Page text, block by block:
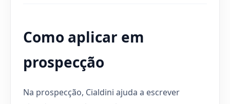
Como aplicar em
prospecção
Na prospecção, Cialdini ajuda a escrever